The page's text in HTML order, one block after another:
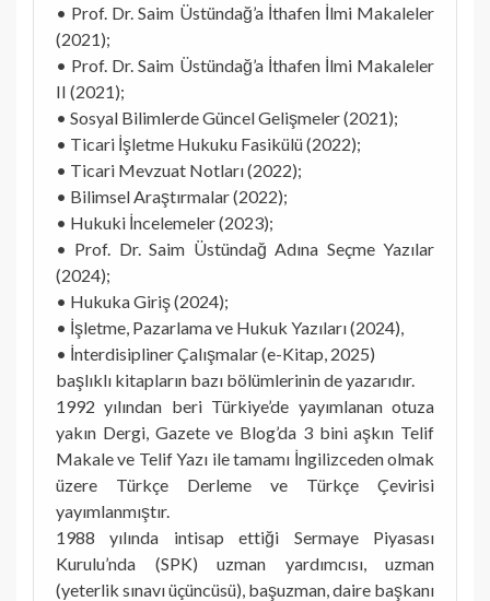
• Prof. Dr. Saim Üstündağ’a İthafen İlmi Makaleler
(2021);
• Prof. Dr. Saim Üstündağ’a İthafen İlmi Makaleler
II (2021);
• Sosyal Bilimlerde Güncel Gelişmeler (2021);
• Ticari İşletme Hukuku Fasikülü (2022);
• Ticari Mevzuat Notları (2022);
• Bilimsel Araştırmalar (2022);
• Hukuki İncelemeler (2023);
• Prof. Dr. Saim Üstündağ Adına Seçme Yazılar
(2024);
• Hukuka Giriş (2024);
• İşletme, Pazarlama ve Hukuk Yazıları (2024),
• İnterdisipliner Çalışmalar (e-Kitap, 2025)
başlıklı kitapların bazı bölümlerinin de yazarıdır.
1992 yılından beri Türkiye’de yayımlanan otuza
yakın Dergi, Gazete ve Blog’da 3 bini aşkın Telif
Makale ve Telif Yazı ile tamamı İngilizceden olmak
üzere Türkçe Derleme ve Türkçe Çevirisi
yayımlanmıştır.
1988 yılında intisap ettiği Sermaye Piyasası
Kurulu’nda (SPK) uzman yardımcısı, uzman
(yeterlik sınavı üçüncüsü), başuzman, daire başkanı